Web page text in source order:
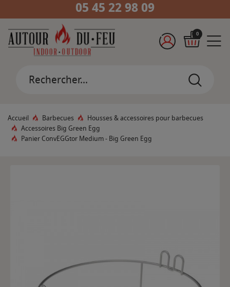
05 45 22 98 09
0
Accueil Barbecues
Housses & accessoires pour barbecues
Accessoires Big Green Egg
Panier ConvEGGtor Medium - Big Green Egg